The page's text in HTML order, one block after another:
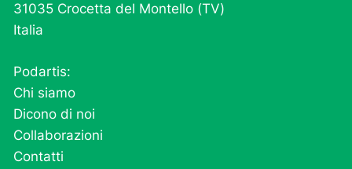
31035 Crocetta del Montello (TV)
Italia
Podartis:
Chi siamo
Dicono di noi
Collaborazioni
Contatti